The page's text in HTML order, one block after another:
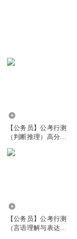
【公务员】公考行测
（判断推理）高分模
【公务员】公考行测
（言语理解与表达）